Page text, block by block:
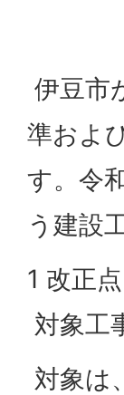
伊豆市
準およ
す。令
う建設
1 改正点
対象工
対象は